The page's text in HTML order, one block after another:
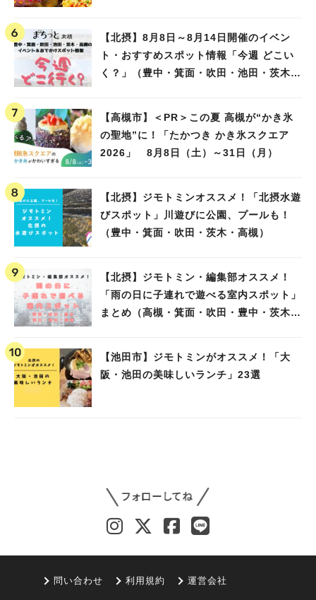
【北摂】8月8日～8月14日開催のイベン
ト・おすすめスポット情報「今週 どこい
く？」（豊中・箕面・吹田・池田・茨木・
【高槻市】＜PR＞この夏 高槻が“かき氷
の聖地”に！「たかつき かき氷スクエア
2026」 8月8日（土）～31日（月）
【北摂】ジモトミンオススメ！「北摂水遊
びスポット」川遊びに公園、プールも！
（豊中・箕面・吹田・茨木・高槻）
【北摂】ジモトミン・編集部オススメ！
「雨の日に子連れで遊べる室内スポット」
まとめ（高槻・箕面・吹田・豊中・茨木・
【池田市】ジモトミンがオススメ！「大
阪・池田の美味しいランチ」23選
問い合わせ 利用規約 運営会社